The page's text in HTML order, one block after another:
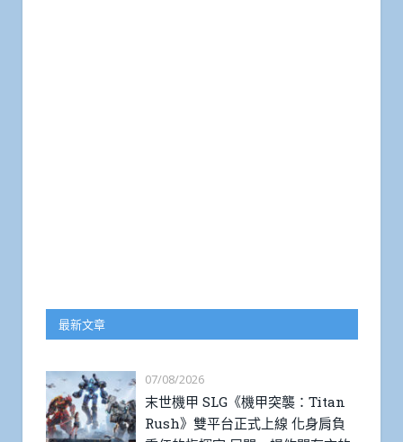
最新文章
07/08/2026
末世機甲 SLG《機甲突襲：Titan
Rush》雙平台正式上線 化身肩負